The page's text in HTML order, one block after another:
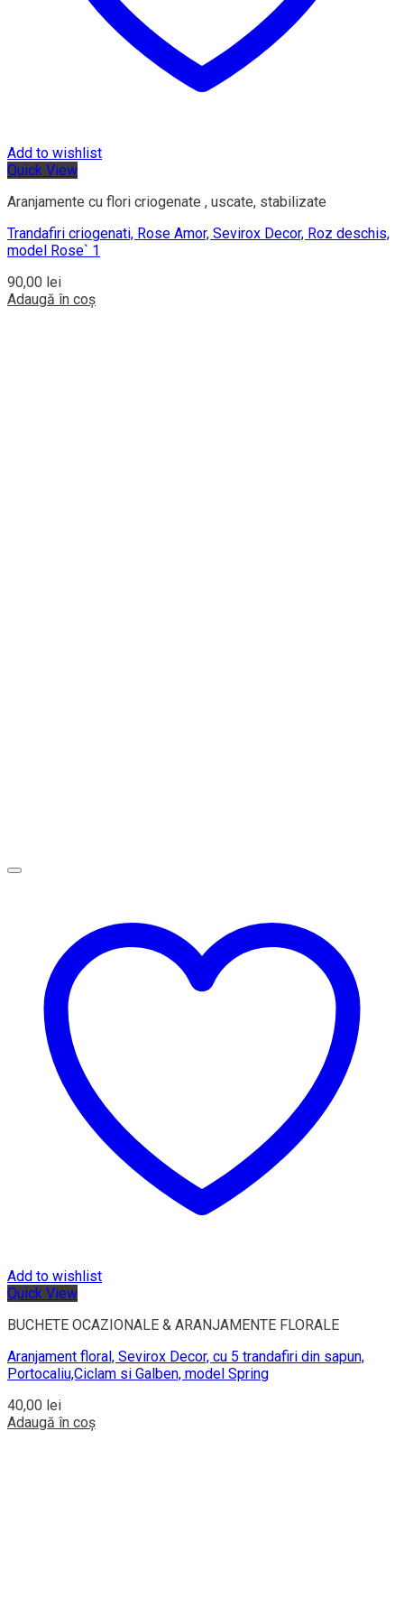
Add to wishlist
Quick View
Aranjamente cu flori criogenate , uscate, stabilizate
Trandafiri criogenati, Rose Amor, Sevirox Decor, Roz deschis,
model Rose` 1
90,00 lei
Adaugă în coș
Add to wishlist
Quick View
BUCHETE OCAZIONALE & ARANJAMENTE FLORALE
Aranjament floral, Sevirox Decor, cu 5 trandafiri din sapun,
Portocaliu,Ciclam si Galben, model Spring
40,00 lei
Adaugă în coș